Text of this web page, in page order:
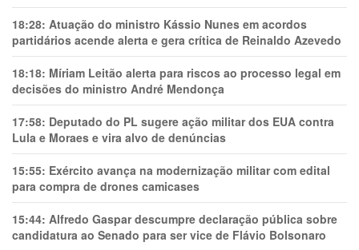
18:28: Atuação do ministro Kássio Nunes em acordos
partidários acende alerta e gera crítica de Reinaldo Azevedo
18:18: Míriam Leitão alerta para riscos ao processo legal em
decisões do ministro André Mendonça
17:58: Deputado do PL sugere ação militar dos EUA contra
Lula e Moraes e vira alvo de denúncias
15:55: Exército avança na modernização militar com edital
para compra de drones camicases
15:44: Alfredo Gaspar descumpre declaração pública sobre
candidatura ao Senado para ser vice de Flávio Bolsonaro